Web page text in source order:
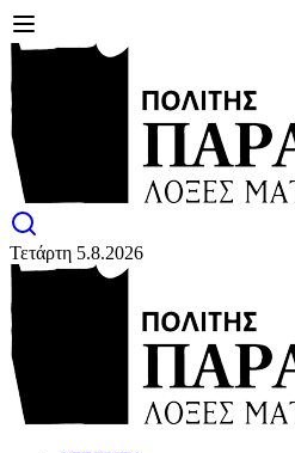
Τετάρτη 5.8.2026